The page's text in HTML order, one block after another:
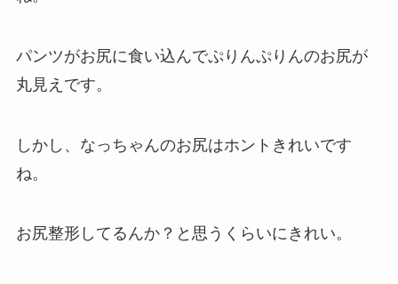
パンツがお尻に食い込んでぷりんぷりんのお尻が
丸見えです。
しかし、なっちゃんのお尻はホントきれいです
ね。
お尻整形してるんか？と思うくらいにきれい。